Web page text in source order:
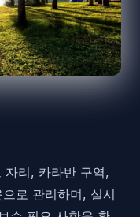
자리, 카라반 구역,
로 관리하며, 실시